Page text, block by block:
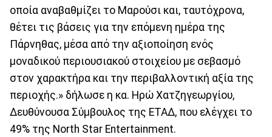
οποία αναβαθμίζει το Μαρούσι και, ταυτόχρονα,
θέτει τις βάσεις για την επόμενη ημέρα της
Πάρνηθας, μέσα από την αξιοποίηση ενός
μοναδικού περιουσιακού στοιχείου με σεβασμό
στον χαρακτήρα και την περιβαλλοντική αξία της
περιοχής.» δήλωσε η κα. Ηρώ Χατζηγεωργίου,
Δευθύνουσα Σύμβουλος της ΕΤΑΔ, που ελέγχει το
49% της North Star Entertainment.